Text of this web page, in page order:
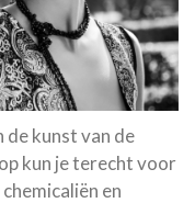
de kunst van de
kun je terecht voor
en